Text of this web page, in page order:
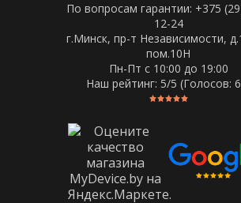
По вопросам гарантии: +375
12-24
г.Минск, пр-т Независимости,
пом.10Н
Пн-Пт c 10:00 до 19:00
Наш рейтинг: 5/5 (Голосов: